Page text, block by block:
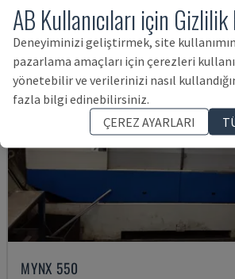
MYNX 550
AB Kullanıcıları için
Deneyiminizi geliştirmek, site
pazarlama amaçları için çerezleri
yönetebilir ve verilerinizi nasıl
fazla bilgi edinebilirsiniz.
ÇEREZ AYARLARI